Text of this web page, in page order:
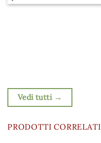
Vedi tutti →
PRODOTTI CORRELATI